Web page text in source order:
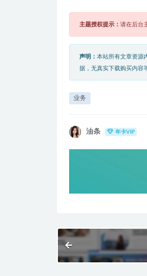
主题授权提示： 请在后台
声明： 本站所有文章资源
据，无真实下载购买内容
业务
油条 年卡VIP